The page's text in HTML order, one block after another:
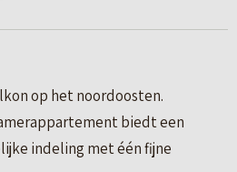
op het noordoosten.
biedt een
indeling met één fijne